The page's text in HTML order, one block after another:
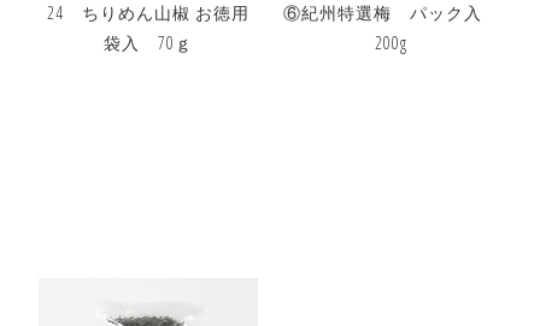
24 ちりめん山椒 お徳用
袋入 70ｇ
⑥紀州特選梅 パック入
200g